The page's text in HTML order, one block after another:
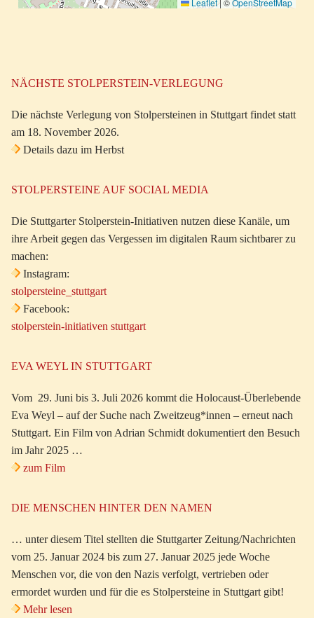
Leaflet| ©OpenStreetMap
NÄCHSTE STOLPERSTEIN-VERLEGUNG
Die nächste Verlegung von Stolpersteinen in Stuttgart findet statt
am 18. November 2026.
Details dazu im Herbst
STOLPERSTEINE AUF SOCIAL MEDIA
Die Stuttgarter Stolperstein-Initiativen nutzen diese Kanäle, um
ihre Arbeit gegen das Vergessen im digitalen Raum sichtbarer zu
machen:
Instagram:
stolpersteine_stuttgart
Facebook:
stolperstein-initiativen stuttgart
EVA WEYL IN STUTTGART
Vom 29. Juni bis 3. Juli 2026 kommt die Holocaust-Überlebende
Eva Weyl – auf der Suche nach Zweitzeug*innen – erneut nach
Stuttgart. Ein Film von Adrian Schmidt dokumentiert den Besuch
im Jahr 2025 …
zum Film
DIE MENSCHEN HINTER DEN NAMEN
… unter diesem Titel stellten die Stuttgarter Zeitung/Nachrichten
vom 25. Januar 2024 bis zum 27. Januar 2025 jede Woche
Menschen vor, die von den Nazis verfolgt, vertrieben oder
ermordet wurden und für die es Stolpersteine in Stuttgart gibt!
Mehr lesen